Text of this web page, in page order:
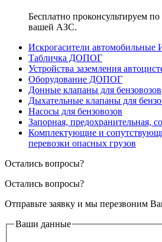
Бесплатно проконсультируем
вашей АЗС.
Искрогасители автомобильные
Табличка ДОПОГ
Устройства заземления
Оборудование ДОПОГ
Донные клапаны для бензовозов
Дыхательные клапаны для
Насосы для бензовозов
Запорная, предохранительная,
Комплектующие и
перевозки опасных грузов
Остались вопросы?
Остались вопросы?
Отправьте заявку и мы перезвоним
Ваши данные